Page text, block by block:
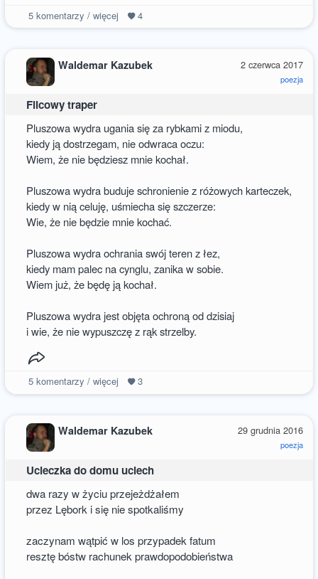
5komentarzy / więcej 4
2 czerwca 2017
poezja
Waldemar Kazubek
Filcowy traper
Pluszowa wydra ugania się za rybkami z miodu,
kiedy ją dostrzegam, nie odwraca oczu:
Wiem, że nie będziesz mnie kochał.
Pluszowa wydra buduje schronienie z różowych karteczek,
kiedy w nią celuję, uśmiecha się szczerze:
Wie, że nie będzie mnie kochać.
Pluszowa wydra ochrania swój teren z łez,
kiedy mam palec na cynglu, zanika w sobie.
Wiem już, że będę ją kochał.
Pluszowa wydra jest objęta ochroną od dzisiaj
i wie, że nie wypuszczę z rąk strzelby.
5komentarzy / więcej 3
29 grudnia 2016
poezja
Waldemar Kazubek
Ucieczka do domu uciech
dwa razy w życiu przejeżdżałem
przez Lębork i się nie spotkaliśmy
zaczynam wątpić w los przypadek fatum
resztę bóstw rachunek prawdopodobieństwa